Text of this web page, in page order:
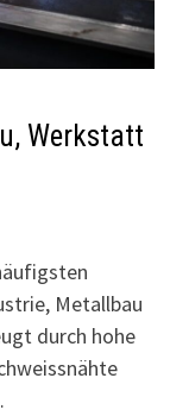
Werkstatt
Metallbau
durch hohe